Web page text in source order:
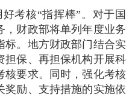
考核“指挥棒”。对于国
，财政部将单列年度业务
标。地方财政部门结合实
担保、再担保机构开展科
核要求。同时，强化考核
奖励、支持措施的实施依